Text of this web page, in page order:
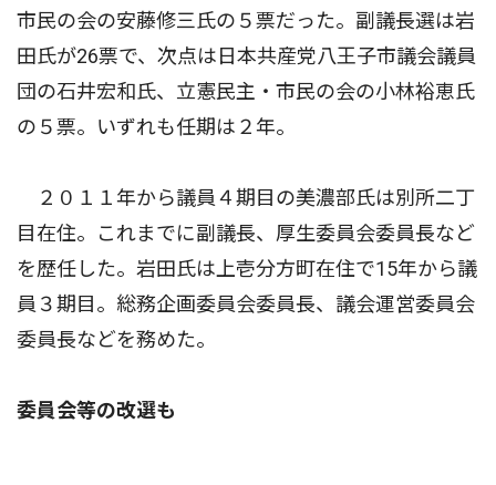
市民の会の安藤修三氏の５票だった。副議長選は岩
田氏が26票で、次点は日本共産党八王子市議会議員
団の石井宏和氏、立憲民主・市民の会の小林裕恵氏
の５票。いずれも任期は２年。
２０１１年から議員４期目の美濃部氏は別所二丁
目在住。これまでに副議長、厚生委員会委員長など
を歴任した。岩田氏は上壱分方町在住で15年から議
員３期目。総務企画委員会委員長、議会運営委員会
委員長などを務めた。
委員会等の改選も